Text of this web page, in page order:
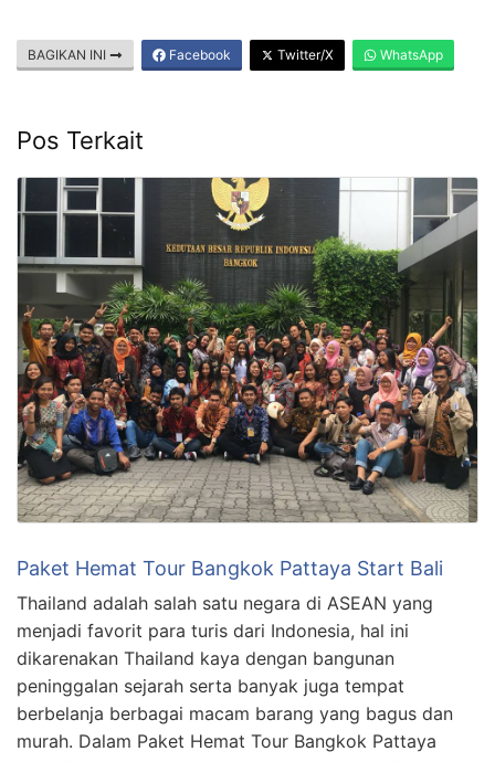
BAGIKAN INI Facebook Twitter/X WhatsApp
Pos Terkait
Paket Hemat Tour Bangkok Pattaya Start Bali
Thailand adalah salah satu negara di ASEAN yang
menjadi favorit para turis dari Indonesia, hal ini
dikarenakan Thailand kaya dengan bangunan
peninggalan sejarah serta banyak juga tempat
berbelanja berbagai macam barang yang bagus dan
murah. Dalam Paket Hemat Tour Bangkok Pattaya